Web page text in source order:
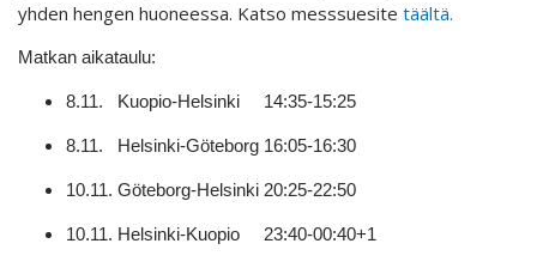
yhden hengen huoneessa. Katso messsuesite täältä.
Matkan aikataulu:
8.11. Kuopio-Helsinki 14:35-15:25
8.11. Helsinki-Göteborg 16:05-16:30
10.11. Göteborg-Helsinki 20:25-22:50
10.11. Helsinki-Kuopio 23:40-00:40+1